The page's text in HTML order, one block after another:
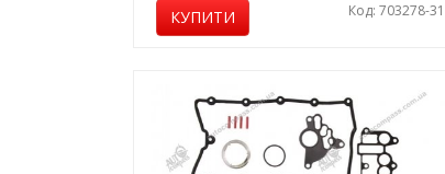
КУПИТИ Код: 703278-31